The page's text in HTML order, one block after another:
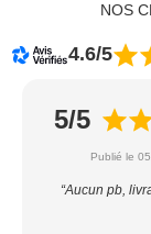
NOS
4.6/5
5/5
Publié le
“Aucun pb,